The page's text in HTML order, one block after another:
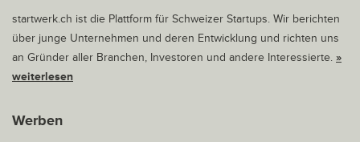
startwerk.ch ist die Plattform für Schweizer Startups. Wir berichten
über junge Unternehmen und deren Entwicklung und richten uns
an Gründer aller Branchen, Investoren und andere Interessierte. »
weiterlesen
Werben